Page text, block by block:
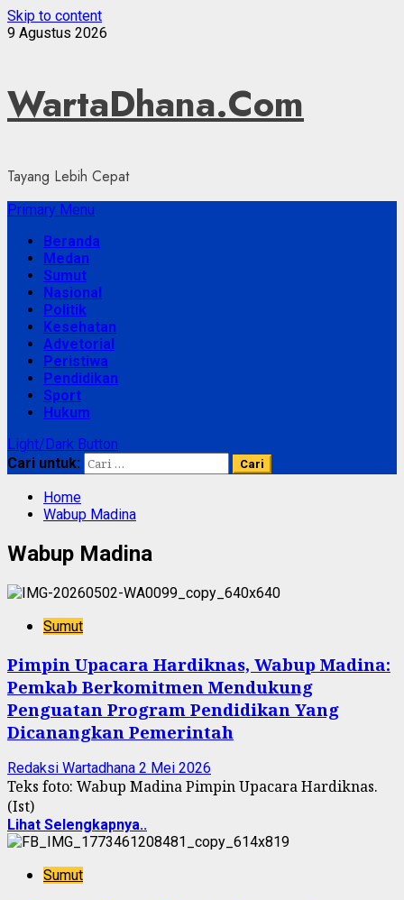
Skip to content
9 Agustus 2026
WartaDhana.Com
Tayang Lebih Cepat
Primary Menu
Beranda
Medan
Sumut
Nasional
Politik
Kesehatan
Advetorial
Peristiwa
Pendidikan
Sport
Hukum
Light/Dark Button
Cari untuk:
Home
Wabup Madina
Wabup Madina
Sumut
Pimpin Upacara Hardiknas, Wabup Madina:
Pemkab Berkomitmen Mendukung
Penguatan Program Pendidikan Yang
Dicanangkan Pemerintah
Redaksi Wartadhana 2 Mei 2026
Teks foto: Wabup Madina Pimpin Upacara Hardiknas.
(Ist)
Lihat Selengkapnya..
Sumut